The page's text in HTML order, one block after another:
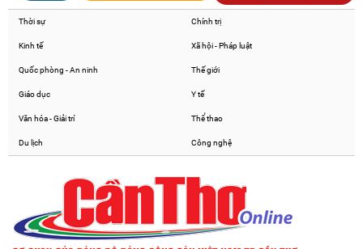
Thời sự Chính trị
Kinh tế Xã hội - Pháp luật
Quốc phòng - An ninh Thế giới
Giáo dục Y tế
Văn hóa - Giải trí Thể thao
Du lịch Công nghệ